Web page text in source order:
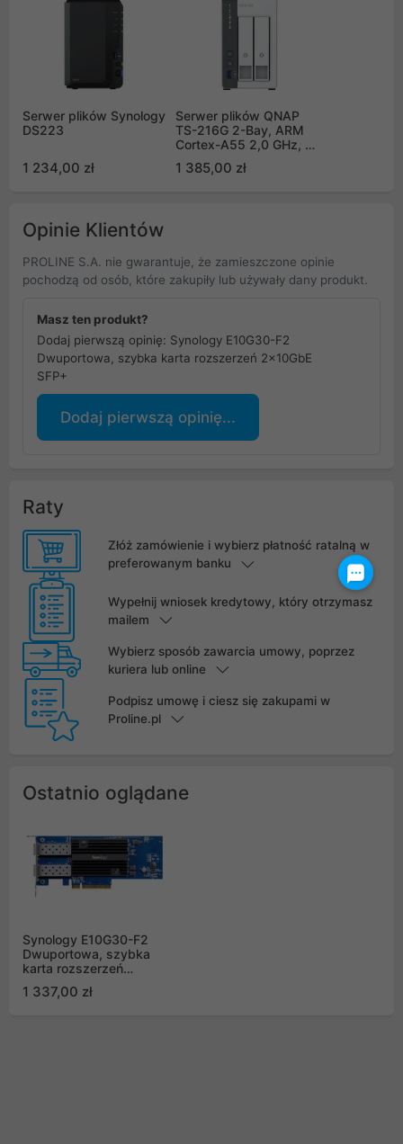
Serwer plików Synology
DS223
1 234,00 zł
Serwer plików QNAP
TS-216G 2-Bay, ARM
Cortex-A55 2,0 GHz, 4
3.2 Gen 1, 2x USB 2.0,
1 385,00 zł
Opinie Klientów
PROLINE S.A. nie gwarantuje, że zamieszczone opinie
pochodzą od osób, które zakupiły lub używały dany produkt.
Masz ten produkt?
Dodaj pierwszą opinię: Synology E10G30-F2
Dwuportowa, szybka karta rozszerzeń 2x10GbE
SFP+
Dodaj pierwszą opinię...
Raty
Złóż zamówienie i wybierz płatność ratalną w
preferowanym banku
Wypełnij wniosek kredytowy, który otrzymasz
mailem
Wybierz sposób zawarcia umowy, poprzez
kuriera lub online
Podpisz umowę i ciesz się zakupami w
Proline.pl
Ostatnio oglądane
Synology E10G30-F2
Dwuportowa, szybka
karta rozszerzeń
1 337,00 zł